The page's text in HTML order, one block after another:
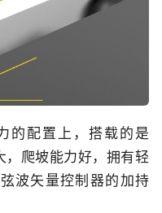
的配置上，搭载的是
爬坡能力好，拥有轻
波矢量控制器的加持